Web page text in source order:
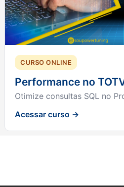
CURSO ONLINE
Performance no
Otimize consultas SQL no
Acessar curso →